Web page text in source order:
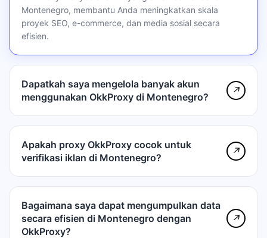
Montenegro, membantu Anda meningkatkan skala
proyek SEO, e-commerce, dan media sosial secara
efisien.
Dapatkah saya mengelola banyak akun
menggunakan OkkProxy di Montenegro?
↗
Apakah proxy OkkProxy cocok untuk
verifikasi iklan di Montenegro?
↗
Bagaimana saya dapat mengumpulkan data
secara efisien di Montenegro dengan
OkkProxy?
↗